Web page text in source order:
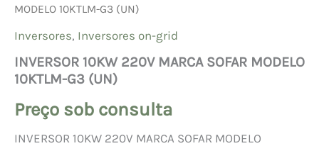
MODELO 10KTLM-G3 (UN)
Inversores, Inversores on-grid
INVERSOR 10KW 220V MARCA SOFAR MODELO
10KTLM-G3 (UN)
Preço sob consulta
INVERSOR 10KW 220V MARCA SOFAR MODELO